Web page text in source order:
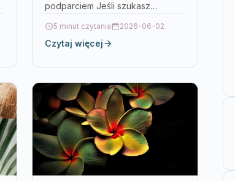
podparciem Jeśli szukasz
wygodę, a przy tym wspiera
naturalną pozycję kręgosłupa,
5 minut czytania 2026-06-02
Czytaj więcej